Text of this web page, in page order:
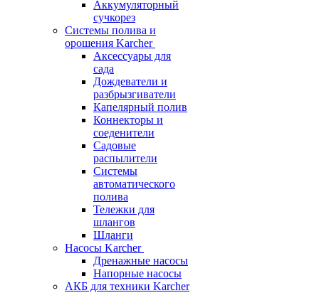
Аккумуляторный
сучкорез
Системы полива и
орошения Karcher
Аксессуары для
сада
Дождеватели и
разбрызгиватели
Капелярный полив
Коннекторы и
соеденители
Садовые
распылители
Системы
автоматического
полива
Тележки для
шлангов
Шланги
Насосы Karcher
Дренажные насосы
Напорные насосы
АКБ для техники Karcher